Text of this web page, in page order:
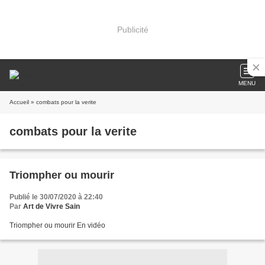
Publicité
MENU
Accueil » combats pour la verite
combats pour la verite
Triompher ou mourir
Publié le 30/07/2020 à 22:40
Par Art de Vivre Sain
Triompher ou mourir En vidéo